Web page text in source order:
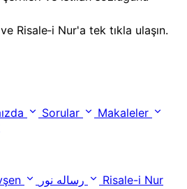
Risale‑i Nur'a tek tıkla ulaşın.
Hesabı
Sorular
Makaleler
Risale-i Nur